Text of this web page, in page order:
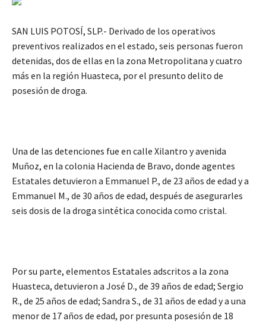
SAN LUIS POTOSÍ, SLP.- Derivado de los operativos
preventivos realizados en el estado, seis personas fueron
detenidas, dos de ellas en la zona Metropolitana y cuatro
más en la región Huasteca, por el presunto delito de
posesión de droga.
Una de las detenciones fue en calle Xilantro y avenida
Muñoz, en la colonia Hacienda de Bravo, donde agentes
Estatales detuvieron a Emmanuel P., de 23 años de edad y a
Emmanuel M., de 30 años de edad, después de asegurarles
seis dosis de la droga sintética conocida como cristal.
Por su parte, elementos Estatales adscritos a la zona
Huasteca, detuvieron a José D., de 39 años de edad; Sergio
R., de 25 años de edad; Sandra S., de 31 años de edad y a una
menor de 17 años de edad, por presunta posesión de 18